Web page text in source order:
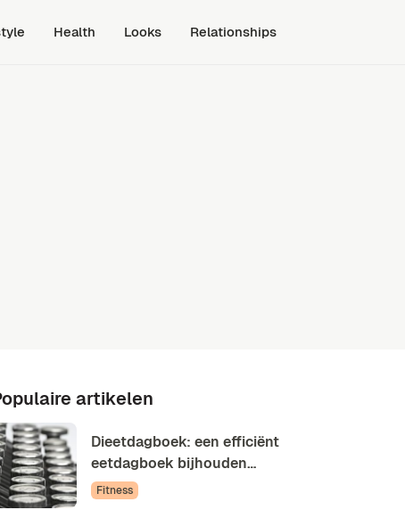
Health Looks Relationships
artikelen
Dieetdagboek: een efficiënt
eetdagboek bijhouden…
Fitness